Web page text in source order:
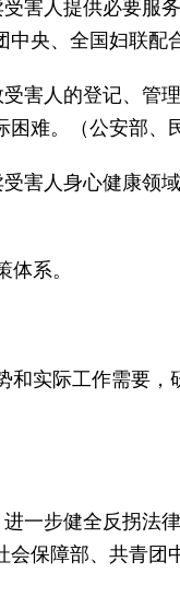
人提供必要服务
中央、全国妇联配
人的登记、管理
困难。（公安部、
人身心健康领域
系。
实际工作需要，
步健全反拐法律
会保障部、共青团